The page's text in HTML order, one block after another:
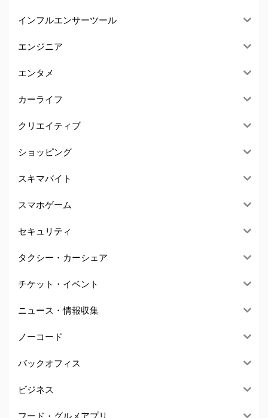
インフルエンサーツール
エンジニア
エンタメ
カーライフ
クリエイティブ
ショッピング
スキマバイト
スマホゲーム
セキュリティ
タクシー・カーシェア
チケット・イベント
ニュース・情報収集
ノーコード
バックオフィス
ビジネス
フード・グルメアプリ